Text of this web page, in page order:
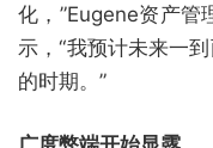
化，”Eugene资产管
示，“我预计未来一
的时期。”